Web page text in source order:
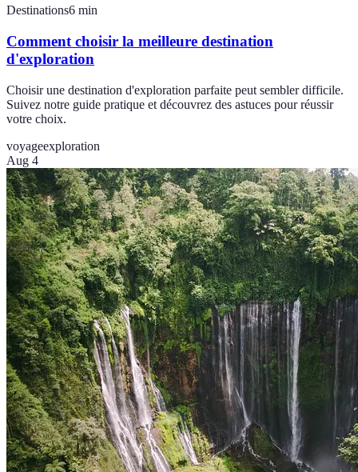
Destinations6 min
Comment choisir la meilleure destination
d'exploration
Choisir une destination d'exploration parfaite peut sembler difficile.
Suivez notre guide pratique et découvrez des astuces pour réussir
votre choix.
voyageexploration
Aug 4